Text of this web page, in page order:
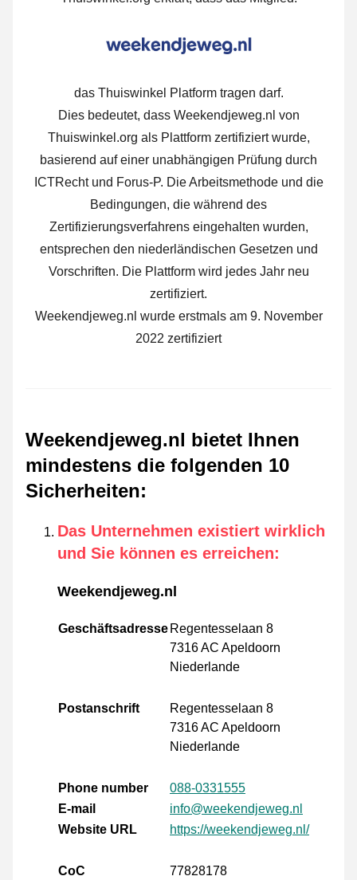
das Thuiswinkel Platform tragen darf.
Dies bedeutet, dass Weekendjeweg.nl von
Thuiswinkel.org als Plattform zertifiziert wurde,
basierend auf einer unabhängigen Prüfung durch
ICTRecht und Forus-P. Die Arbeitsmethode und die
Bedingungen, die während des
Zertifizierungsverfahrens eingehalten wurden,
entsprechen den niederländischen Gesetzen und
Vorschriften. Die Plattform wird jedes Jahr neu
zertifiziert.
Weekendjeweg.nl wurde erstmals am 9. November
2022 zertifiziert
Weekendjeweg.nl bietet Ihnen
mindestens die folgenden 10
Sicherheiten:
Das Unternehmen existiert wirklich
und Sie können es erreichen:
Weekendjeweg.nl
Geschäftsadresse Regentesselaan 8
7316 AC Apeldoorn
Niederlande
Postanschrift
Regentesselaan 8
7316 AC Apeldoorn
Niederlande
Phone number
088-0331555
E-mail
info@weekendjeweg.nl
Website URL
https://weekendjeweg.nl/
CoC
77828178